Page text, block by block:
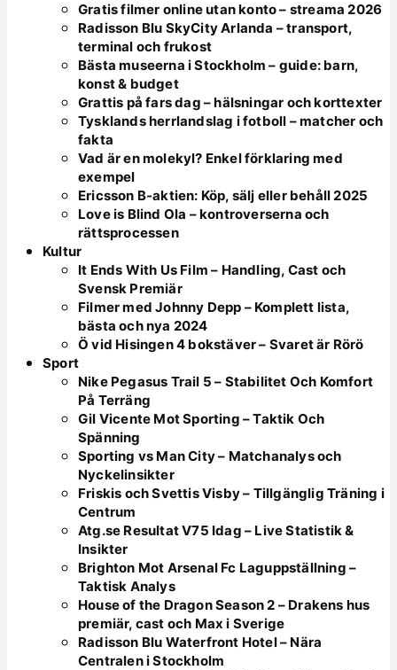
Gratis filmer online utan konto – streama 2026
Radisson Blu SkyCity Arlanda – transport,
terminal och frukost
Bästa museerna i Stockholm – guide: barn,
konst & budget
Grattis på fars dag – hälsningar och korttexter
Tysklands herrlandslag i fotboll – matcher och
fakta
Vad är en molekyl? Enkel förklaring med
exempel
Ericsson B-aktien: Köp, sälj eller behåll 2025
Love is Blind Ola – kontroverserna och
rättsprocessen
Kultur
It Ends With Us Film – Handling, Cast och
Svensk Premiär
Filmer med Johnny Depp – Komplett lista,
bästa och nya 2024
Ö vid Hisingen 4 bokstäver – Svaret är Rörö
Sport
Nike Pegasus Trail 5 – Stabilitet Och Komfort
På Terräng
Gil Vicente Mot Sporting – Taktik Och
Spänning
Sporting vs Man City – Matchanalys och
Nyckelinsikter
Friskis och Svettis Visby – Tillgänglig Träning i
Centrum
Atg.se Resultat V75 Idag – Live Statistik &
Insikter
Brighton Mot Arsenal Fc Laguppställning –
Taktisk Analys
House of the Dragon Season 2 – Drakens hus
premiär, cast och Max i Sverige
Radisson Blu Waterfront Hotel – Nära
Centralen i Stockholm